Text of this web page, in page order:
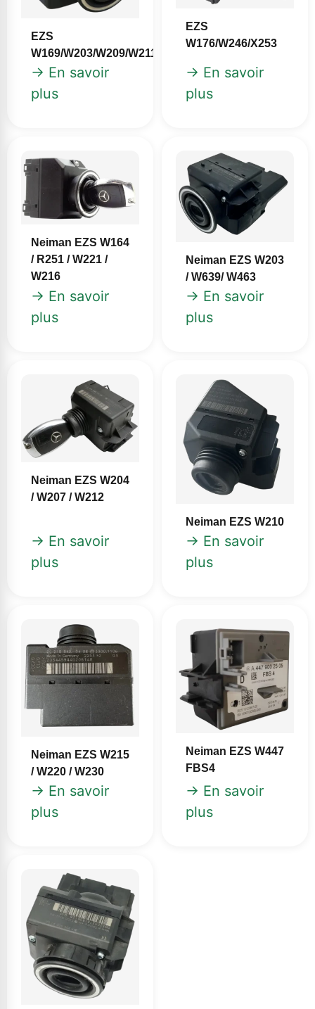
EZS
W169/W203/W209/W211/W219/W245
→ En savoir
plus
EZS
W176/W246/X253
→ En savoir
plus
Neiman EZS W164
/ R251 / W221 /
W216
→ En savoir
plus
Neiman EZS W203
/ W639/ W463
→ En savoir
plus
Neiman EZS W204
/ W207 / W212
→ En savoir
plus
Neiman EZS W210
→ En savoir
plus
Neiman EZS W215
/ W220 / W230
→ En savoir
plus
Neiman EZS W447
FBS4
→ En savoir
plus